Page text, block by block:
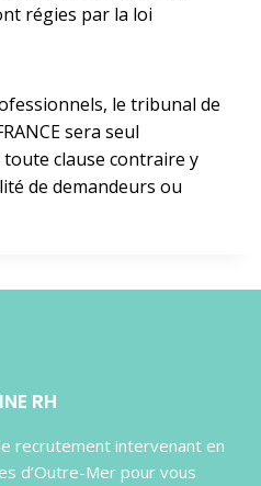
régies par la loi
le tribunal de
sera seul
clause contraire y
de demandeurs ou
RH
recrutement intervenant en
d’Outre-Mer pour vous